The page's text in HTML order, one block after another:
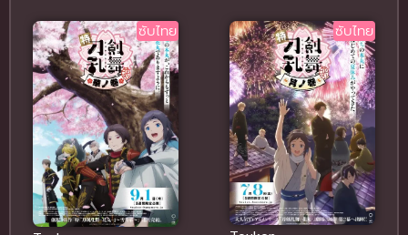
ภาค 3 ดูซับ
ไทย
ซับไทย ซับไทย